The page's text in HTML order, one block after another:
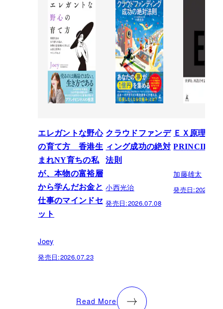
エレガントな野心
の育て方 香港生
まれNY育ちの私
が、本物の富裕層
から学んだお金と
仕事のマインドセ
ット
Joey
発売日:2026.07.23
クラウドファンデ
ィング成功の絶対
法則
小西光治
発売日:2026.07.08
ＥＸ原理
PRINCIPLE
加藤雄太
発売日:
Read More